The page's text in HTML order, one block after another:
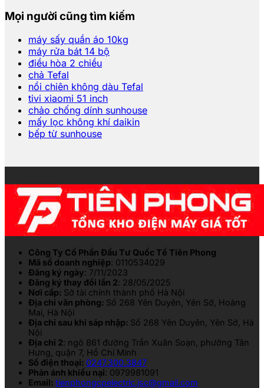
Mọi người cũng tìm kiếm
máy sấy quần áo 10kg
máy rửa bát 14 bộ
điều hòa 2 chiều
chả Tefal
nồi chiên không dàu Tefal
tivi xiaomi 51 inch
chảo chống dính sunhouse
mấy lọc không khí daikin
bếp từ sunhouse
Công Ty Cổ Phần Đầu Tư Quốc Tế Tiên Phong
Mã số doanh nghiệp: 0110534029
Đăng ký ngày: 7/11/2023
Đăng ký thay đổi lần 2: 28/05/2025
Nơi cấp: Sở tài chính thành phố Hà Nội
Địa chỉ văn phòng: Số 268 Yên Duyên, Yên Sở, Hoàng
Mai, Hà Nội
Địa chỉ sau khi sáp nhập: Số 268 Yên Duyên, Yên Sở, Hà
Nội
Địa chỉ 2: ngõ 861 đường Trần Xuân Soạn, phường Tân
Hưng, quận 7, Hồ Chí Minh
Số điện thoại: 0247.300.3847
Phản ánh khiếu nại: 0979981091
Email: tienphongcpelectric.jsc@gmail.com